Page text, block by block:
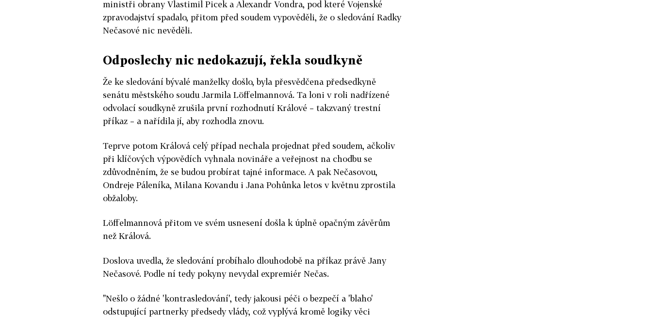
ministři obrany Vlastimil Picek a Alexandr Vondra, pod které Vojenské
zpravodajství spadalo, přitom před soudem vypověděli, že o sledování Radky
Nečasové nic nevěděli.
Odposlechy nic nedokazují, řekla soudkyně
Že ke sledování bývalé manželky došlo, byla přesvědčena předsedkyně
senátu městského soudu Jarmila Löffelmannová. Ta loni v roli nadřízené
odvolací soudkyně zrušila první rozhodnutí Králové – takzvaný trestní
příkaz – a nařídila jí, aby rozhodla znovu.
Teprve potom Králová celý případ nechala projednat před soudem, ačkoliv
při klíčových výpovědích vyhnala novináře a veřejnost na chodbu se
zdůvodněním, že se budou probírat tajné informace. A pak Nečasovou,
Ondreje Páleníka, Milana Kovandu i Jana Pohůnka letos v květnu zprostila
obžaloby.
Löffelmannová přitom ve svém usnesení došla k úplně opačným závěrům
než Králová.
Doslova uvedla, že sledování probíhalo dlouhodobě na příkaz právě Jany
Nečasové. Podle ní tedy pokyny nevydal expremiér Nečas.
"Nešlo o žádné 'kontrasledování', tedy jakousi péči o bezpečí a 'blaho'
odstupující partnerky předsedy vlády, což vyplývá kromě logiky věci